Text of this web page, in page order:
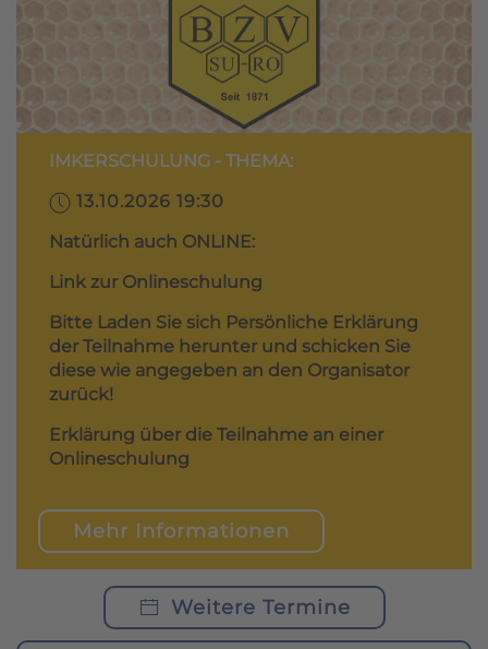
IMKERSCHULUNG - THEMA:
13.10.2026 19:30
Natürlich auch ONLINE:
Link zur Onlineschulung
Bitte Laden Sie sich Persönliche Erklärung
der Teilnahme herunter und schicken Sie
diese wie angegeben an den Organisator
zurück!
Erklärung über die Teilnahme an einer
Onlineschulung
Mehr Informationen
Weitere Termine